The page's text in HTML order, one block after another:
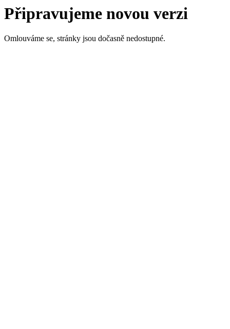
Připravujeme novou verzi
Omlouváme se, stránky jsou dočasně nedostupné.